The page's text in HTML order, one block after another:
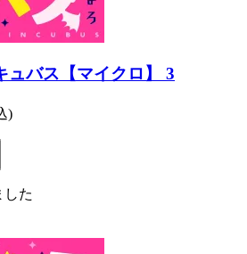
ュバス【マイクロ】 3
)
した